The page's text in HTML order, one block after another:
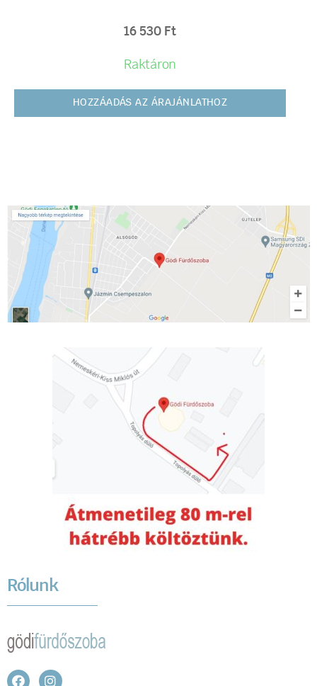
16 530 Ft
Raktáron
HOZZÁADÁS AZ ÁRAJÁNLATHOZ
Rólunk